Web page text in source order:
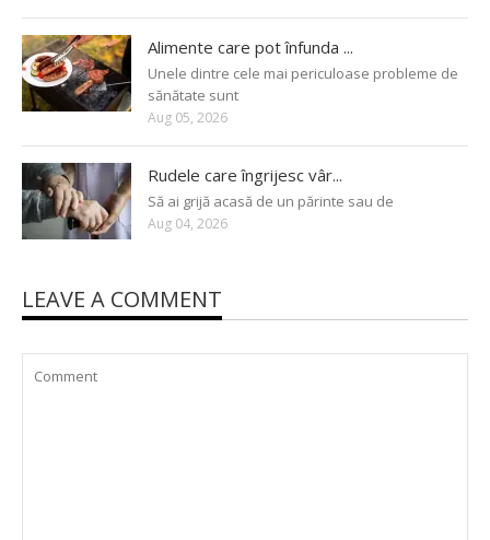
Alimente care pot înfunda ...
Unele dintre cele mai periculoase probleme de
sănătate sunt
Aug 05, 2026
Rudele care îngrijesc vâr...
Să ai grijă acasă de un părinte sau de
Aug 04, 2026
LEAVE A COMMENT